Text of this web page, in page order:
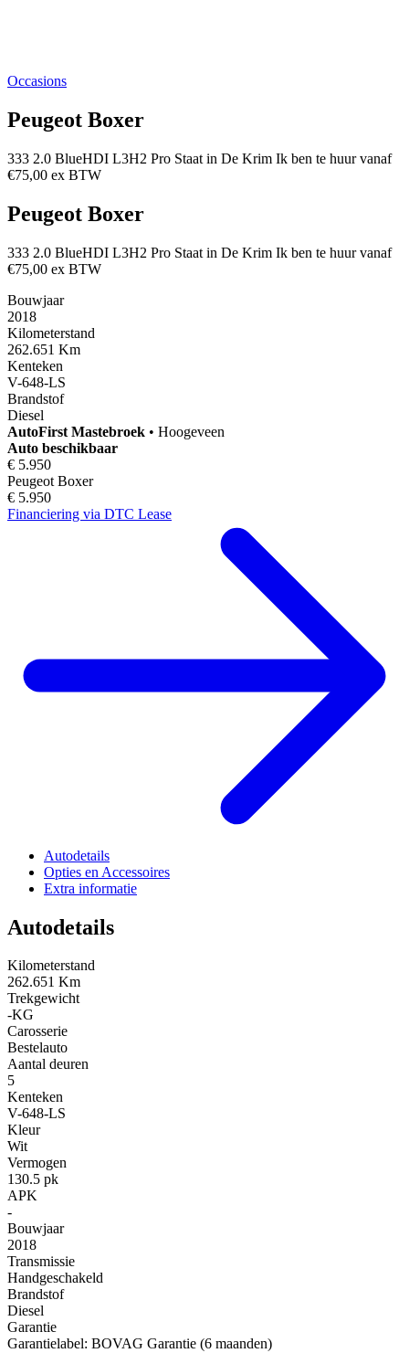
Occasions
Peugeot Boxer
333 2.0 BlueHDI L3H2 Pro Staat in De Krim Ik ben te huur vanaf
€75,00 ex BTW
Peugeot Boxer
333 2.0 BlueHDI L3H2 Pro Staat in De Krim Ik ben te huur vanaf
€75,00 ex BTW
Bouwjaar
2018
Kilometerstand
262.651 Km
Kenteken
V-648-LS
Brandstof
Diesel
AutoFirst Mastebroek • Hoogeveen
Auto beschikbaar
€ 5.950
Peugeot Boxer
€ 5.950
Financiering via DTC Lease
Autodetails
Opties en Accessoires
Extra informatie
Autodetails
Kilometerstand
262.651 Km
Trekgewicht
-KG
Carosserie
Bestelauto
Aantal deuren
5
Kenteken
V-648-LS
Kleur
Wit
Vermogen
130.5 pk
APK
-
Bouwjaar
2018
Transmissie
Handgeschakeld
Brandstof
Diesel
Garantie
Garantielabel: BOVAG Garantie (6 maanden)